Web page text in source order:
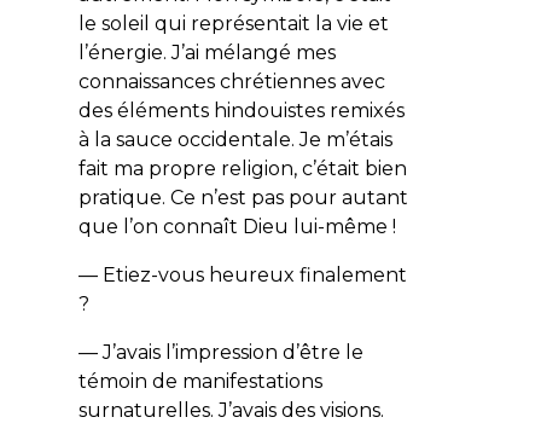
le soleil qui représentait la vie et
l’énergie. J’ai mélangé mes
connaissances chrétiennes avec
des éléments hindouistes remixés
à la sauce occidentale. Je m’étais
fait ma propre religion, c’était bien
pratique. Ce n’est pas pour autant
que l’on connaît Dieu lui-même !
— Etiez-vous heureux finalement
?
— J’avais l’impression d’être le
témoin de manifestations
surnaturelles. J’avais des visions.